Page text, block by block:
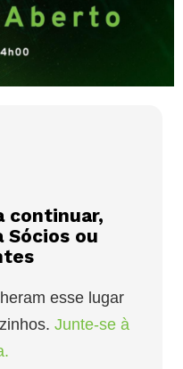
continuar,
Sócios ou
esse lugar
Junte-se à